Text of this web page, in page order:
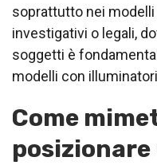
soprattutto nei
investigativi o legali,
soggetti è
modelli con
Come
posizionare